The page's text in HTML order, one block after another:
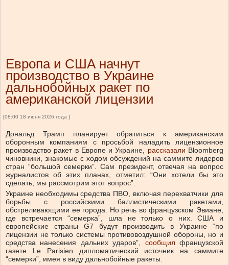
Европа и США начнут
производство в Украине
дальнобойных ракет по
американской лицензии
[08:00 18 июня 2026 года ]
Дональд Трамп планирует обратиться к американским
оборонным компаниям с просьбой наладить лицензионное
производство ракет в Европе и Украине, рассказали Bloomberg
чиновники, знакомые с ходом обсуждений на саммите лидеров
стран “большой семерки”. Сам президент, отвечая на вопрос
журналистов об этих планах, отметил: “Они хотели бы это
сделать, мы рассмотрим этот вопрос”.
Украине необходимы средства ПВО, включая перехватчики для
борьбы с российскими баллистическими ракетами,
обстреливающими ее города. Но речь во французском Эвиане,
где встречается “семерка”, шла не только о них. США и
европейские страны G7 будут производить в Украине “по
лицензии не только системы противовоздушной обороны, но и
средства нанесения дальних ударов”, сообщилфранцузской
газете Le Parisien дипломатический источник на саммите
“семерки”, имея в виду дальнобойные ракеты.